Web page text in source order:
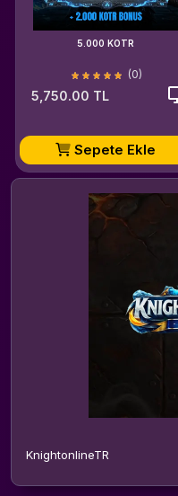
5.000 KOTR
(0)
5,750.00 TL
Sepete Ekle
KnightonlineTR